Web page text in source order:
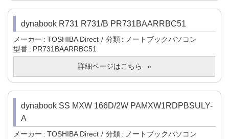
dynabook R731 R731/B PR731BAARRBC51
メーカー TOSHIBA Direct 分類
ノートブックパソコン
型番
PR731BAARRBC51
詳細ページはこちら
dynabook SS MXW 166D/2W PAMXW1RDPBSULY-
A
メーカー TOSHIBA Direct 分類
ノートブックパソコン